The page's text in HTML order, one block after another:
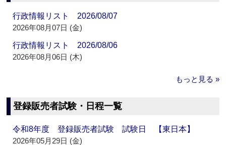
行政情報リスト 2026/08/07
2026年08月07日 (金)
行政情報リスト 2026/08/06
2026年08月06日 (木)
もっと見る »
登録販売者試験・日程一覧
令和8年度 登録販売者試験 試験日 【東日本】
2026年05月29日 (金)